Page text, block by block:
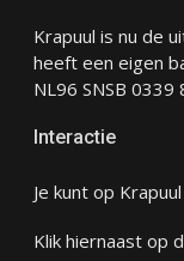
Krapuul is nu de
heeft een eigen
NL96 SNSB 0339
Interactie
Je kunt op
Klik hiernaast op